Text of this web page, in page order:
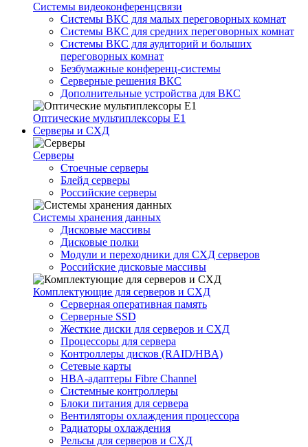
Системы видеоконференцсвязи
Системы ВКС для малых переговорных комнат
Системы ВКС для средних переговорных комнат
Системы ВКС для аудиторий и больших
переговорных комнат
Безбумажные конференц-системы
Серверные решения ВКС
Дополнительные устройства для ВКС
Оптические мультиплексоры Е1
Серверы и СХД
Серверы
Стоечные серверы
Блейд серверы
Российские серверы
Системы хранения данных
Дисковые массивы
Дисковые полки
Модули и переходники для СХД серверов
Российские дисковые массивы
Комплектующие для серверов и СХД
Серверная оперативная память
Серверные SSD
Жесткие диски для серверов и СХД
Процессоры для сервера
Контроллеры дисков (RAID/HBA)
Сетевые карты
HBA-адаптеры Fibre Channel
Системные контроллеры
Блоки питания для сервера
Вентиляторы охлаждения процессора
Радиаторы охлаждения
Рельсы для серверов и СХД